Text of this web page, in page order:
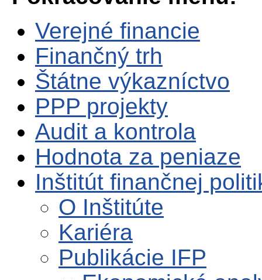
Verejné financie
Finančný trh
Štátne výkazníctvo
PPP projekty
Audit a kontrola
Hodnota za peniaze
Inštitút finančnej
O Inštitúte
Kariéra
Publikácie IFP